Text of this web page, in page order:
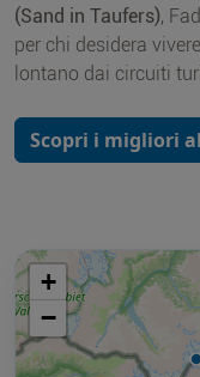
(Sand in Taufers),
per chi desidera
lontano dai circuiti
Scopri i migliori
+
−